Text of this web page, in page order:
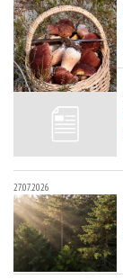
27.07.2026
27.07.2026